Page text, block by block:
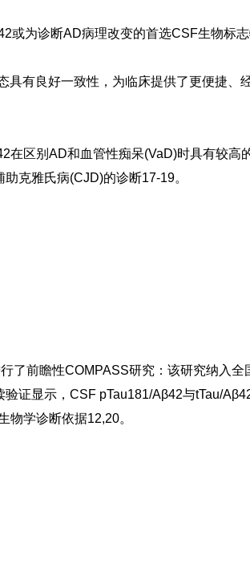
或为诊断AD病理改变的首选CSF生物标
有良好一致性，为临床提供了更便捷、
区别AD和血管性痴呆(VaD)时具有较高
助克雅氏病(CJD)的诊断17-19。
了前瞻性COMPASS研究：该研究纳入全
证显示，CSF pTau181/Aβ42与tTau/
物学诊断依据12,20。